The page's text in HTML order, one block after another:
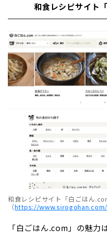
和食レシピサイト
和食レシピサイト「白ごはん
（https://www.sirogohan.com/
「白ごはん.com」の魅力